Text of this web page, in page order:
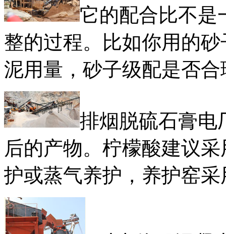
它的配合比不是
整的过程。比如你用的
泥用量，砂子级配是否
排烟脱硫石膏电
后的产物。柠檬酸建议
护或蒸气养护，养护窑采